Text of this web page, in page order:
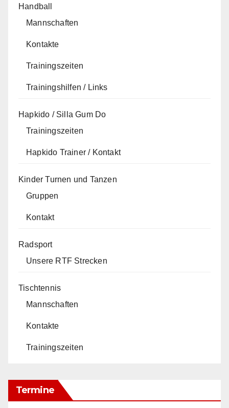
Handball
Mannschaften
Kontakte
Trainingszeiten
Trainingshilfen / Links
Hapkido / Silla Gum Do
Trainingszeiten
Hapkido Trainer / Kontakt
Kinder Turnen und Tanzen
Gruppen
Kontakt
Radsport
Unsere RTF Strecken
Tischtennis
Mannschaften
Kontakte
Trainingszeiten
Termine